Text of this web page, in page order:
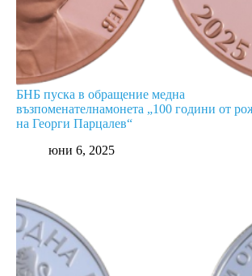
БНБ пуска в обращение медна
възпоменателнамонета „100 години от
на Георги Парцалев“
юни 6, 2025